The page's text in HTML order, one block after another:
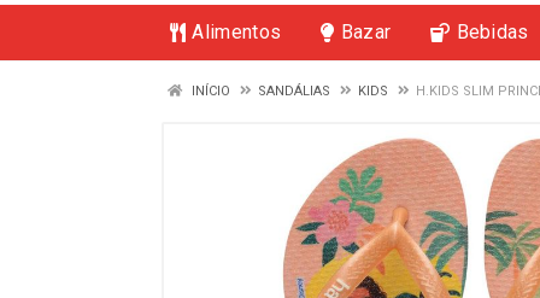
Alimentos Bazar Bebidas
INÍCIO SANDÁLIAS KIDS H.KIDS SLIM